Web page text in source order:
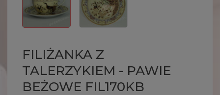
FILIŻANKA Z
TALERZYKIEM - PAWIE
BEŻOWE FIL170KB